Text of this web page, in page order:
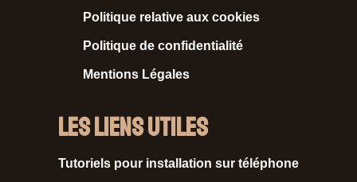
Politique relative aux cookies
Politique de confidentialité
Mentions Légales
Les liens utiles
Tutoriels pour installation sur téléphone